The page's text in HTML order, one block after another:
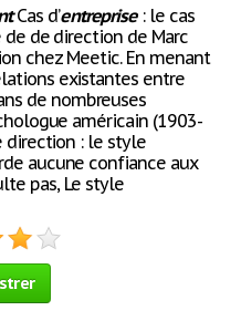
Cas d’entreprise: le cas
de direction de Marc
chez Meetic. En menant
existantes entre
de nombreuses
américain (1903-
direction : le style
aucune confiance aux
pas, Le style